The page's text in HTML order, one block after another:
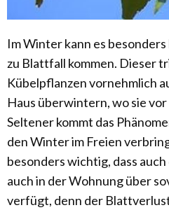
Im Winter kann es
zu Blattfall kommen. Dieser
Kübelpflanzen vornehmlich
Haus überwintern, wo sie
Seltener kommt das
den Winter im Freien
besonders wichtig, dass
auch in der Wohnung über
verfügt, denn der